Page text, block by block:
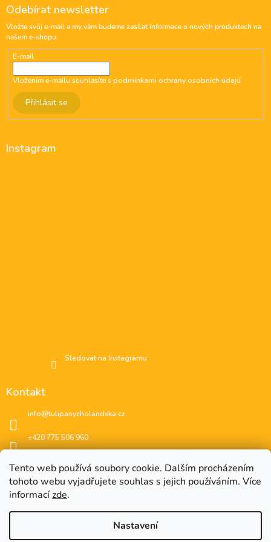
Tento web používá soubory cookie. Dalším procházením
tohoto webu vyjadřujete souhlas s jejich používáním. Více
informacízde.
Nastavení
Odebírat newsletter
Vložte svůj e-mail a my vám budeme zasílat informace o nových produktech na
našem e-shopu.
E-mail
Vložením e-mailu souhlasíte spodmínkami ochrany osobních údajů
Přihlásit se
Instagram
Sledovat na Instagramu
Kontakt
info@tulipanyzholandska.cz
+420 775 506 960
instagram